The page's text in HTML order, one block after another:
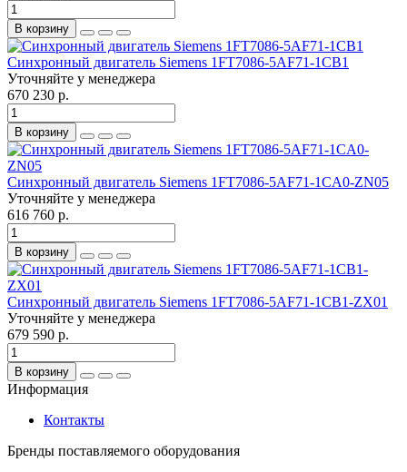
В корзину
Синхронный двигатель Siemens 1FT7086-5AF71-1CB1
Уточняйте у менеджера
670 230 р.
В корзину
Синхронный двигатель Siemens 1FT7086-5AF71-1CA0-ZN05
Уточняйте у менеджера
616 760 р.
В корзину
Синхронный двигатель Siemens 1FT7086-5AF71-1CB1-ZX01
Уточняйте у менеджера
679 590 р.
В корзину
Информация
Контакты
Бренды поставляемого оборудования